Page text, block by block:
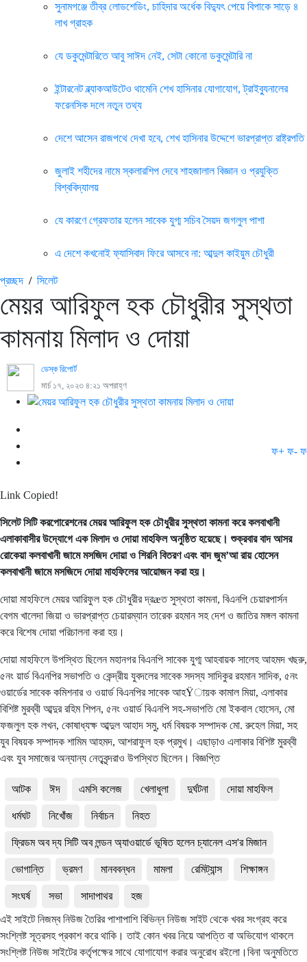
সুনামগঞ্জে তীব্র লোডশেডিং, চাহিদার অর্ধেক বিদ্যুৎ পেয়ে বিপাকে সাড়ে ৪
লাখ গ্রাহক
যে ডকুমেন্টারিতে আবু সাঈদ নেই, সেটা কোনো ডকুমেন্টারি না
ইন্টারনেট ব্ল্যাকআউটেও থামেনি শেখ হাসিনার যোগাযোগ, ট্রাইব্যুনালের
ফরেনসিক দলে নতুন তথ্য
দেশে আসেন রাজপথে দেখা হবে, শেখ হাসিনার উদ্দেশে ভারপ্রাপ্ত রাষ্ট্রপতি
জুলাই শহীদের নামে স্কলারশিপ দেবে শাহজালাল বিজ্ঞান ও প্রযুক্তি
বিশ্ববিদ্যালয়
যে কারণে গ্রেফতার হলেন সাবেক যুগ্ম সচিব সৈয়দ জগলুল পাশা
এ দেশে কখনোই ফ্যাসিবাদ ফিরে আসবে না: আব্দুল কাইয়ুম চৌধুরী
প্রচ্ছদ / সিলেট
মেয়র আরিফুল হক চৌধুরীর সুস্থতা
কামনায় মিলাদ ও দোয়া
ডেস্ক রিপোর্ট
মার্চ ১৭, ২০২৩ ৪:২১ অপরাহ্ণ
ফ+ ফ- ফ
Link Copied!
সিলেট সিটি করপোরেশনের মেয়র আরিফুল হক চৌধুরীর সুস্থতা কামনা করে কলবাখানী
এলাকাবাসীর উদ্যোগে এক মিলাদ ও দোয়া মাহফিল অনুষ্ঠিত হয়েছে। শুক্রবার বাদ আসর
রোকেয়া কলবাখানী জামে মসজিদ দোয়া ও শিরনি বিতরণ এবং বাদ জুম’আ রায় হোসেন
কলবাখানী জামে মসজিদে দোয়া মাহফিলের আয়োজন করা হয়।
দোয়া মাহফিলে মেয়র আরিফুল হক চৌধুরীর দ্রæত সুস্থতা কামনা, বিএনপি চেয়ারপার্সন
বেগম খালেদা জিয়া ও ভারপ্রাপ্ত চেয়ারম্যান তারেক রহমান সহ দেশ ও জাতির মঙ্গল কামনা
করে বিশেষ দোয়া পরিচালনা করা হয়।
দোয়া মাহফিলে উপস্থিত ছিলেন মহানগর বিএনপি সাবেক যুগ্ম আহবায়ক সালেহ আহমদ খছরু,
৫নং য়ার্ড বিএনপির সভাপতি ও কেন্দ্রীয় যুবদলের সাবেক সদস্য সাদিকুর রহমান সাদিক, ৫নং
ওয়ার্ডের সাবেক কমিশনার ও ওয়ার্ড বিএনপির সাবেক আহŸায়ক কামাল মিয়া, এলাকার
বিশিষ্ট মুরব্বী আব্দুর রহিম শিপন, ৫নং ওয়ার্ড বিএনপি সহ-সভাপতি মো ইকবাল হোসেন, মো
ফজলুল হক লখন, কোষাধ্যক্ষ আব্দুল আহাদ সমু, ধর্ম বিষয়ক সম্পাদক মো. রুহেল মিয়া, সহ
যুব বিষয়ক সম্পাদক শামিম আহমদ, আশরাফুল হক প্রমুখ। এছাড়াও এলাকার বিশিষ্ট মুরব্বী
এবং যুব সমাজের অন্যান্য নেতৃবৃন্দরাও উপস্থিত ছিলেন। বিজ্ঞপ্তি
আটক ঈদ এমসি কলেজ খেলাধুলা দুর্ঘটনা দোয়া মাহফিল
ধর্মঘট নিখোঁজ নির্বাচন নিহত
ফ্রিডম অব দ্য সিটি অব লন্ডন অ্যাওয়ার্ডে ভূষিত হলেন চ্যানেল এস'র মিজান
ভোগান্তি ভ্রমণ মানববন্ধন মামলা রেমিট্যান্স শিক্ষাঙ্গন
সংঘর্ষ সভা সাদাপাথর
হজ
এই সাইটে নিজম্ব নিউজ তৈরির পাশাপাশি বিভিন্ন নিউজ সাইট থেকে খবর সংগ্রহ করে
সংশ্লিষ্ট সূত্রসহ প্রকাশ করে থাকি। তাই কোন খবর নিয়ে আপত্তি বা অভিযোগ থাকলে
সংশ্লিষ্ট নিউজ সাইটের কর্তৃপক্ষের সাথে যোগাযোগ করার অনুরোধ রইলো।বিনা অনুমতিতে